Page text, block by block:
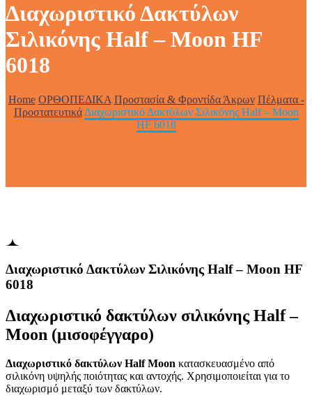
Διαχωριστικό Δακτύλων
Σιλικόνης Half – Moon HF
6018
Home ΟΡΘΟΠΕΔΙΚΑ Προστασία & Φροντίδα Άκρων Πέλματα -
Προστατευτικά Διαχωριστικό Δακτύλων Σιλικόνης Half – Moon
HF 6018
Διαχωριστικό Δακτύλων Σιλικόνης Half – Moon HF
6018
Διαχωριστικό δακτύλων σιλικόνης Half –
Moon (μισοφέγγαρο)
Διαχωριστικό δακτύλων Half Moon κατασκευασμένο από
σιλικόνη υψηλής ποιότητας και αντοχής. Χρησιμοποιείται για το
διαχωρισμό μεταξύ των δακτύλων.